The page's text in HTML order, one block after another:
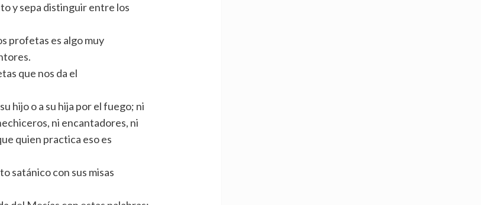
y sepa distinguir entre los
profetas es algo muy
que nos da el
hijo o a su hija por el fuego; ni
ni encantadores, ni
quien practica eso es
satánico con sus misas